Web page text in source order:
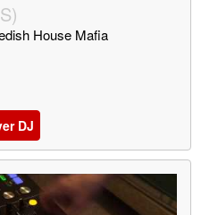
)
House Mafia
DJ